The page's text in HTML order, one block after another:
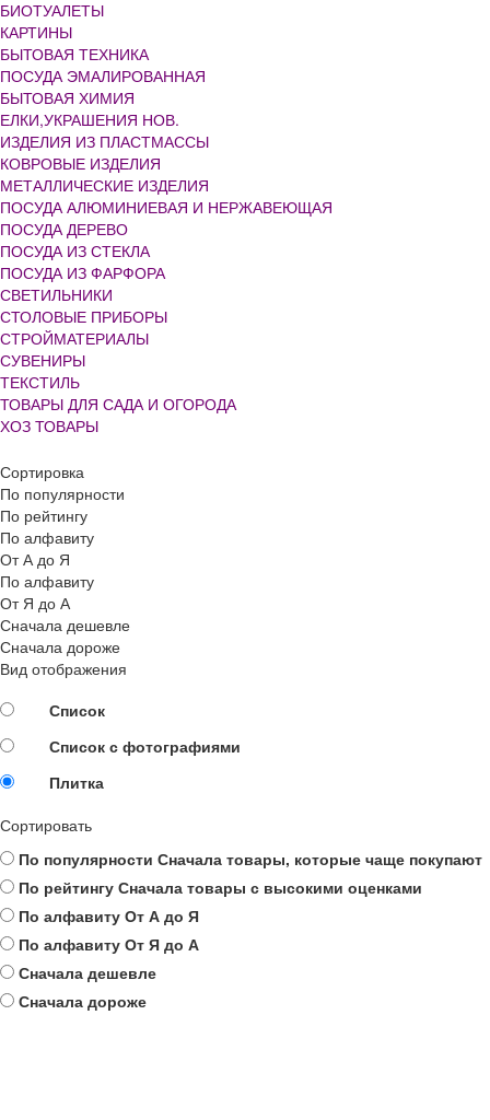
БИОТУАЛЕТЫ
КАРТИНЫ
БЫТОВАЯ ТЕХНИКА
ПОСУДА ЭМАЛИРОВАННАЯ
БЫТОВАЯ ХИМИЯ
ЕЛКИ,УКРАШЕНИЯ НОВ.
ИЗДЕЛИЯ ИЗ ПЛАСТМАССЫ
КОВРОВЫЕ ИЗДЕЛИЯ
МЕТАЛЛИЧЕСКИЕ ИЗДЕЛИЯ
ПОСУДА АЛЮМИНИЕВАЯ И НЕРЖАВЕЮЩАЯ
ПОСУДА ДЕРЕВО
ПОСУДА ИЗ СТЕКЛА
ПОСУДА ИЗ ФАРФОРА
СВЕТИЛЬНИКИ
СТОЛОВЫЕ ПРИБОРЫ
СТРОЙМАТЕРИАЛЫ
СУВЕНИРЫ
ТЕКСТИЛЬ
ТОВАРЫ ДЛЯ САДА И ОГОРОДА
ХОЗ ТОВАРЫ
Сортировка
По популярности
По рейтингу
По алфавиту
От А до Я
По алфавиту
От Я до А
Сначала дешевле
Сначала дороже
Вид отображения
Список
Список с фотографиями
Плитка
Сортировать
По популярности Сначала товары, которые чаще покупают
По рейтингу Сначала товары с высокими оценками
По алфавиту От А до Я
По алфавиту От Я до А
Сначала дешевле
Сначала дороже